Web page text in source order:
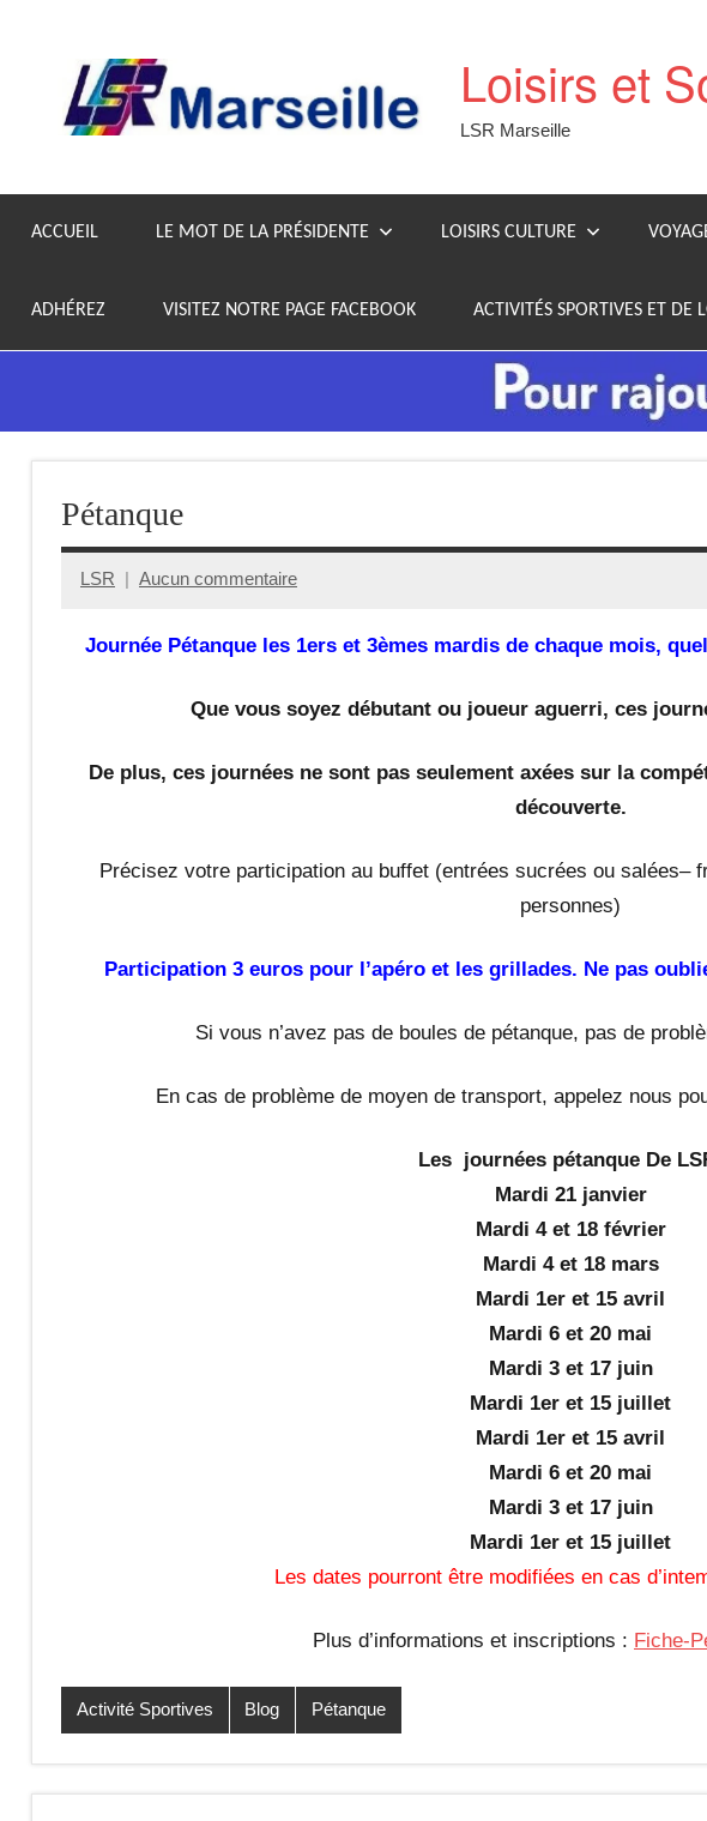
Loisirs et
LSR Marseille
ACCUEIL LE MOT DE LA PRÉSIDENTE LOISIRS CULTURE
ADHÉREZ VISITEZ NOTRE PAGE FACEBOOK ACTIVITÉS SPORTIVES ET DE
Pétanque
21
2025
LSR Aucun commentaire
Journée Pétanque les 1ers et 3èmes mardis de chaque mois,
Que vous soyez débutant ou joueur aguerri, ces
De plus, ces journées ne sont pas seulement axées sur la
découverte.
Précisez votre participation au buffet (entrées sucrées ou salées–
personnes)
Participation 3 euros pour l’apéro et les grillades. Ne pas
Si vous n’avez pas de boules de pétanque, pas de
En cas de problème de moyen de transport, appelez nous
Les journées pétanque De
Mardi 21 janvier
Mardi 4 et 18 février
Mardi 4 et 18 mars
Mardi 1er et 15 avril
Mardi 6 et 20 mai
Mardi 3 et 17 juin
Mardi 1er et 15 juillet
Mardi 1er et 15 avril
Mardi 6 et 20 mai
Mardi 3 et 17 juin
Mardi 1er et 15 juillet
Les dates pourront être modifiées en cas
Plus d’informations et inscriptions : Fiche-
Étiqueté
avec
détente,
Activité Sportives Blog Pétanque